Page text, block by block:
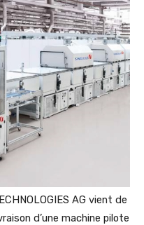
AG vient de
d’une machine pilote